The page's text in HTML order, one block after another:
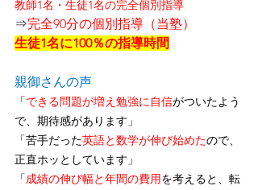
教師1名・生徒1名の完全個別指導
⇒完全90分の個別指導（当塾）
生徒1名に100％の指導時間
親御さんの声
「できる問題が増え勉強に自信がついたよう
で、期待感があります」
「苦手だった英語と数学が伸び始めたので、
正直ホッとしています」
「成績の伸び幅と年間の費用を考えると、転